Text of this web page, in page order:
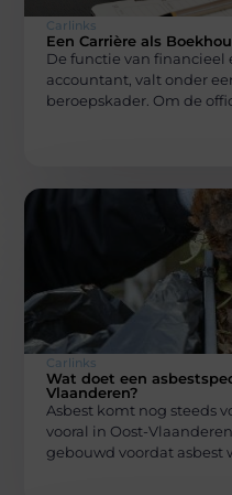
Carlinks
Een Carrière als
De functie van financieel
accountant, valt onder
beroepskader. Om de
Carlinks
Wat doet een
Vlaanderen?
Asbest komt nog steeds
vooral in Oost-
gebouwd voordat asbest